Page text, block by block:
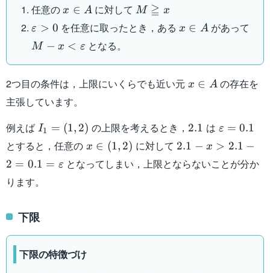
任意のx
\in
A
x ∈ Aに対して M
\geqq
x
M ≧ x
\varepsilon
> 0
ε > 0 を任意に取ったとき，ある x
x ∈ Aがあって
M − x < ε となる。
2つ目の条件は，上限にいくらでも近い元 x\in
x ∈ Aの存在を
主張しています。
例えば I_1
=
(1,2)
I1 = (1, 2) の上限を考えるとき， 2.1
2.1 は
= 0.1
ε = 0.1
とすると，任意の x
(1,2)
x ∈ (1, 2) に対して 2.1 - x >
2.1 - 2 =
0.1 =
2.1 − x > 2.1 −
2 = 0.1 = ε となってしまい，上限とならないことが分か
ります。
下限
下限の特徴づけ